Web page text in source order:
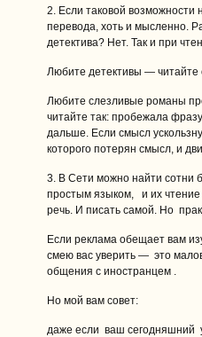
2. Если таковой возможности
перевода, хоть и мысленно.
детектива? Нет. Так и при
Любите детективы —
Любите слезливые романы
читайте так: пробежала
дальше. Если смысл
которого потерян смысл, и
3. В Сети можно найти сотни
простым языком, и их
речь. И писать самой. Но
Если реклама обещает вам
смею вас уверить — это
общения с иностранцем .
Но мой вам совет:
даже если ваш сегодняшний